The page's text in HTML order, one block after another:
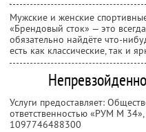
Мужские и женские
«Брендовый сток» — это
обязательно найдёте что-
есть как классические, так и
Услуги предоставляет:
ответственностью «РУМ М 34»,
1097746488300